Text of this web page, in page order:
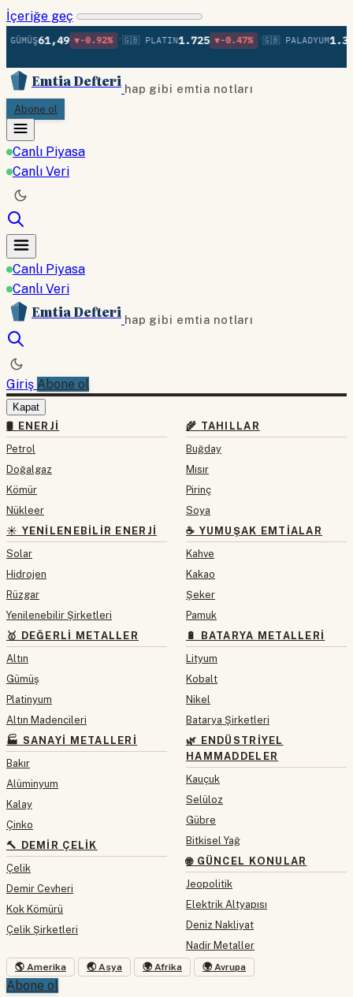
İçeriğe geç
61,49 ▼-0.92% •🇬🇧 PLATIN1.725 ▼-0.47% •🇬🇧 PALADYUM1.370
Emtia Defteri hap gibi emtia notları
Abone ol
Canlı Piyasa
Canlı Veri
Canlı Piyasa
Canlı Veri
Emtia Defteri hap gibi emtia notları
Giriş Abone ol
Kapat
🛢 ENERJI
Petrol
Doğalgaz
Kömür
Nükleer
☀️ YENILENEBILIR ENERJI
Solar
Hidrojen
Rüzgar
Yenilenebilir Şirketleri
🥇 DEĞERLI METALLER
Altın
Gümüş
Platinyum
Altın Madencileri
🏭 SANAYI METALLERI
Bakır
Alüminyum
Kalay
Çinko
🔨 DEMIR ÇELIK
Çelik
Demir Cevheri
Kok Kömürü
Çelik Şirketleri
🌾 TAHILLAR
Buğday
Mısır
Pirinç
Soya
☕ YUMUŞAK EMTIALAR
Kahve
Kakao
Şeker
Pamuk
🔋 BATARYA METALLERI
Lityum
Kobalt
Nikel
Batarya Şirketleri
🌿 ENDÜSTRIYEL
HAMMADDELER
Kauçuk
Selüloz
Gübre
Bitkisel Yağ
🌐 GÜNCEL KONULAR
Jeopolitik
Elektrik Altyapısı
Deniz Nakliyat
Nadir Metaller
🌎 Amerika 🌏 Asya 🌍 Afrika 🌍 Avrupa
Abone ol